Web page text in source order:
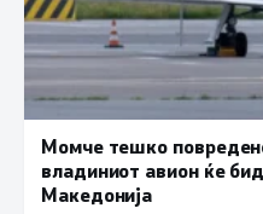
Момче тешко
владиниот авион ќе
Македонија